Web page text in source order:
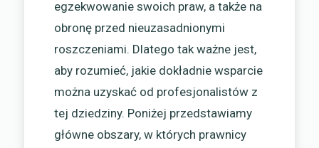
egzekwowanie swoich praw, a także na
obronę przed nieuzasadnionymi
roszczeniami. Dlatego tak ważne jest,
aby rozumieć, jakie dokładnie wsparcie
można uzyskać od profesjonalistów z
tej dziedziny. Poniżej przedstawiamy
główne obszary, w których prawnicy